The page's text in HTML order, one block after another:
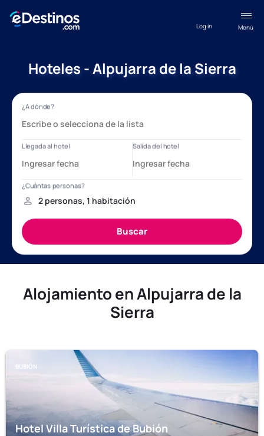
Menú
Log in
Hoteles - Alpujarra de la Sierra
Alojamiento en Alpujarra de la
Sierra
BUBIÓN
Hotel Villa Turística de Bubión